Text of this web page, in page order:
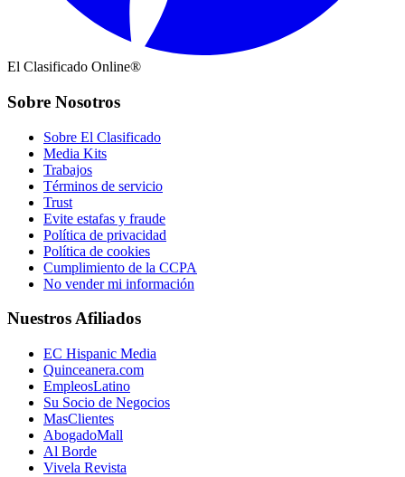
El Clasificado Online®
Sobre Nosotros
Sobre El Clasificado
Media Kits
Trabajos
Términos de servicio
Trust
Evite estafas y fraude
Política de privacidad
Política de cookies
Cumplimiento de la CCPA
No vender mi información
Nuestros Afiliados
EC Hispanic Media
Quinceanera.com
EmpleosLatino
Su Socio de Negocios
MasClientes
AbogadoMall
Al Borde
Vivela Revista